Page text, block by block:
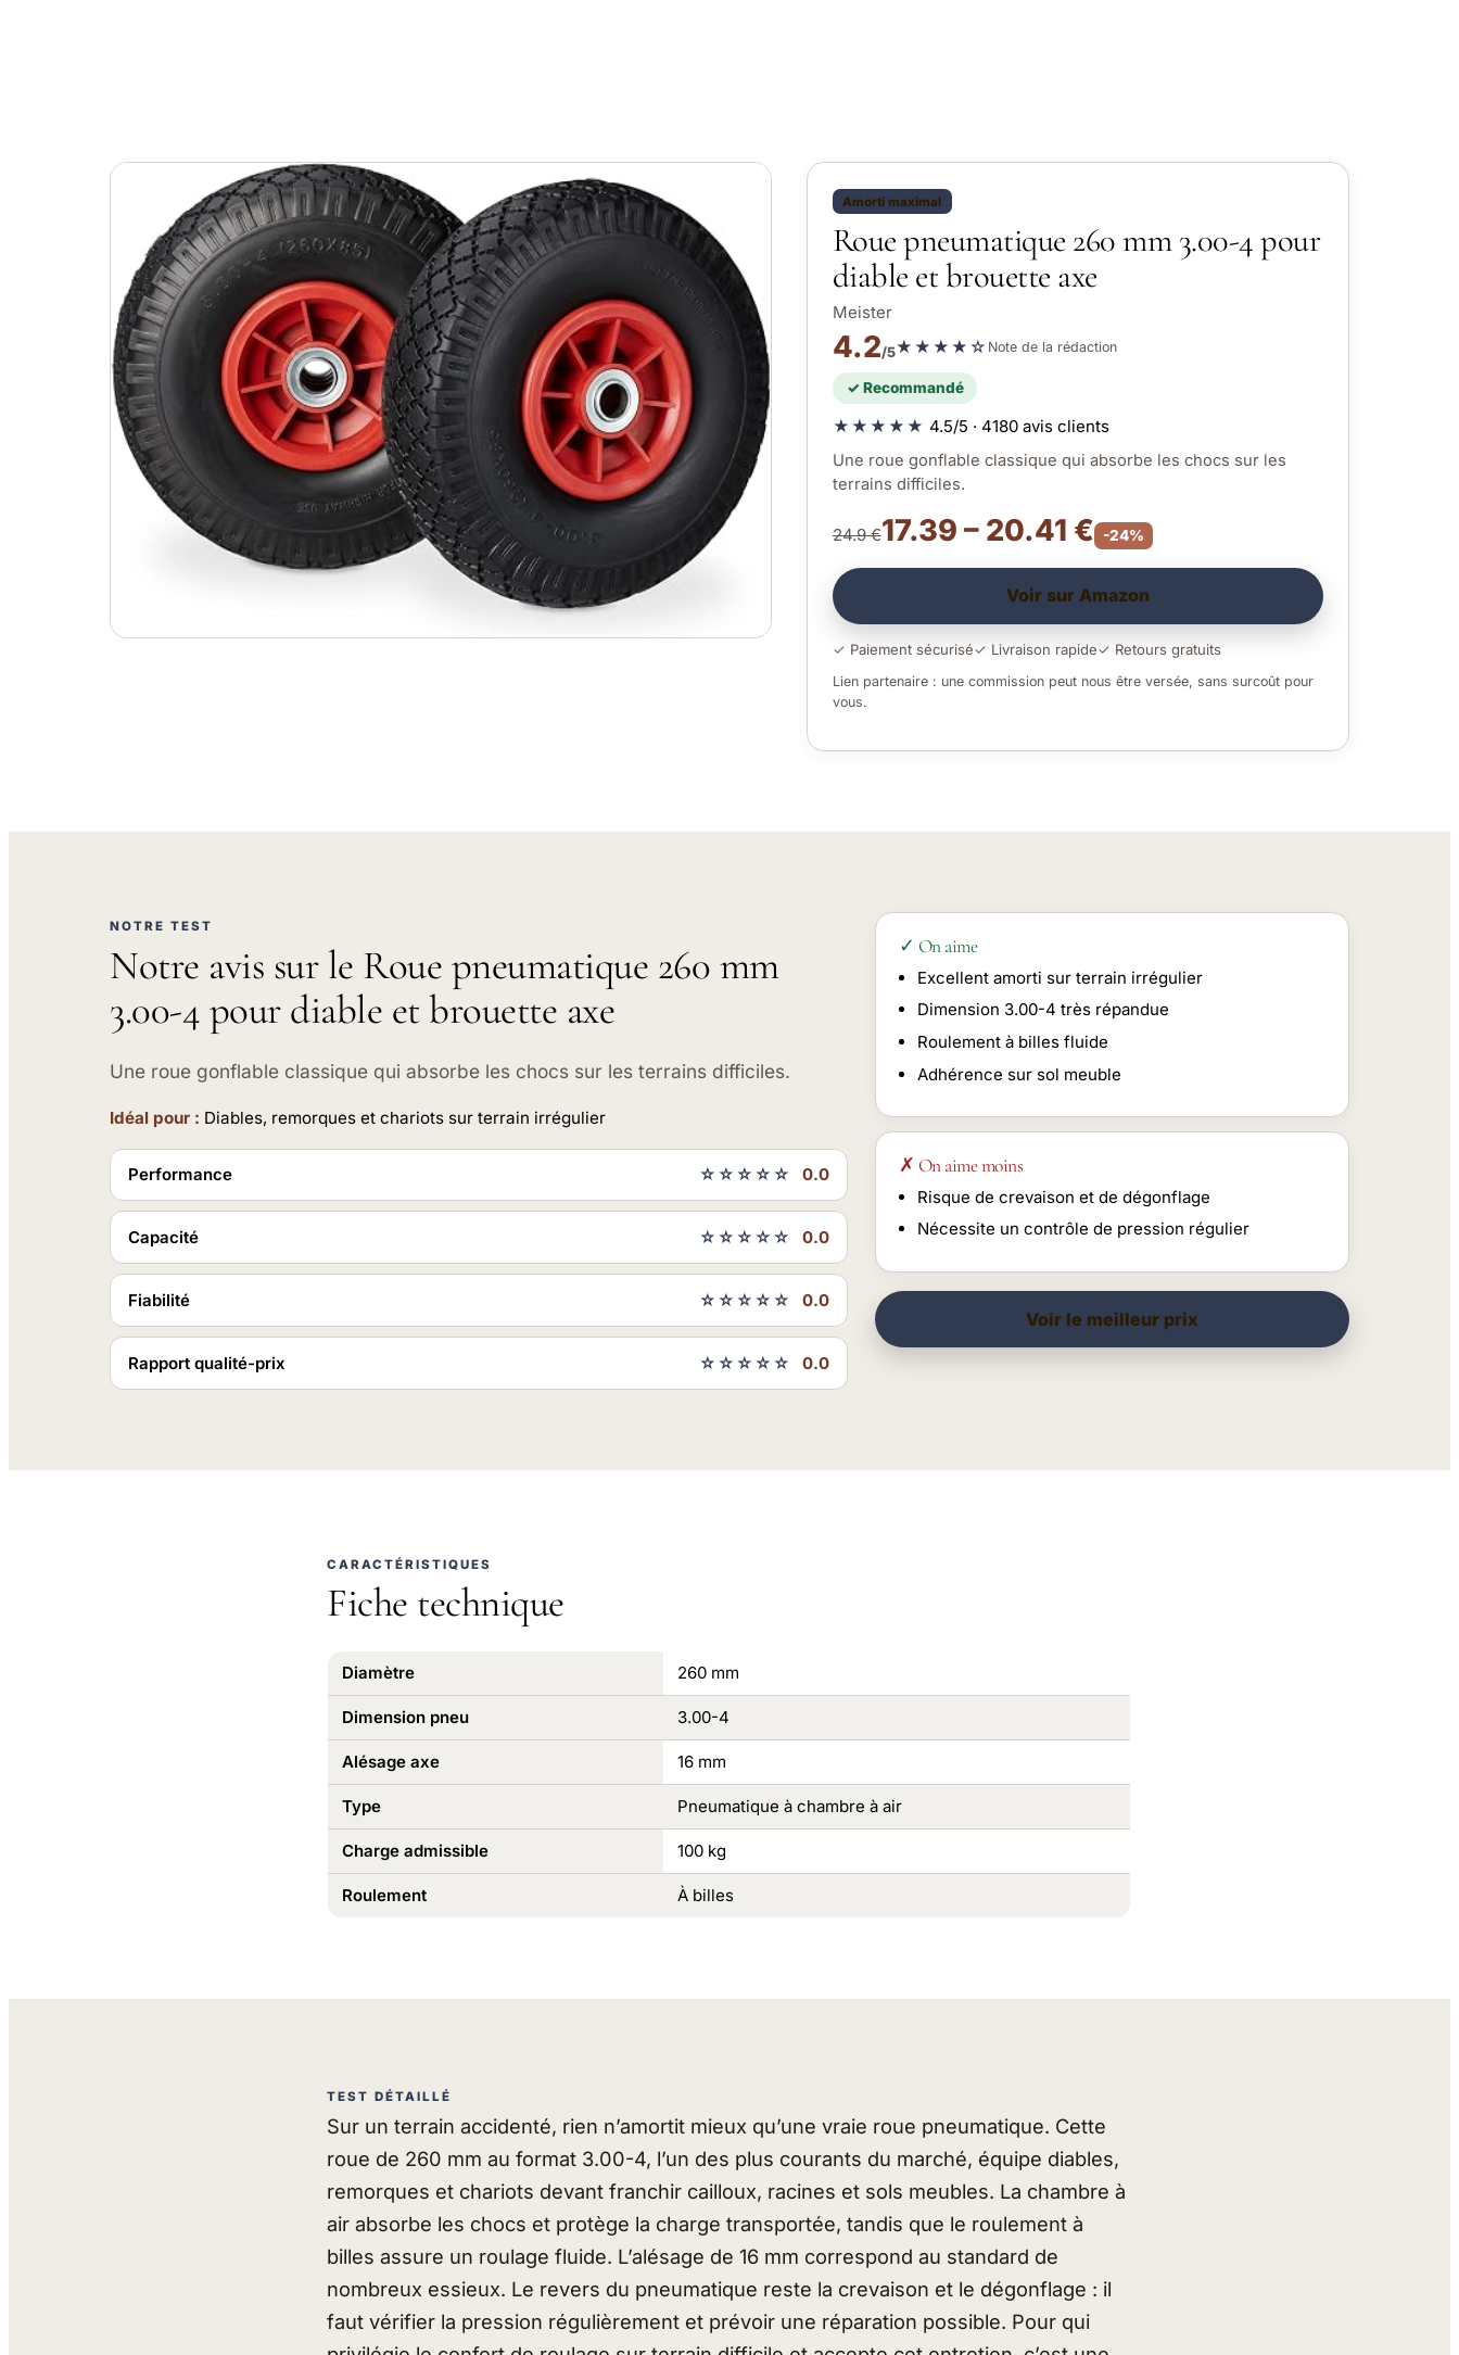
Amorti maximal
Roue pneumatique 260 mm 3.00-4 pour
diable et brouette axe
Meister
4.2/5★★★★☆ Note de la rédaction
✓ Recommandé
★★★★★ 4.5/5 · 4180 avis clients
Une roue gonflable classique qui absorbe les chocs sur les
terrains difficiles.
24.9 €17.39 – 20.41 € -24%
Voir sur Amazon
✓ Paiement sécurisé✓ Livraison rapide✓ Retours gratuits
Lien partenaire : une commission peut nous être versée, sans surcoût pour
vous.
NOTRE TEST
Notre avis sur le Roue pneumatique 260 mm
3.00-4 pour diable et brouette axe
Une roue gonflable classique qui absorbe les chocs sur les terrains difficiles.
Idéal pour : Diables, remorques et chariots sur terrain irrégulier
Performance ☆☆☆☆☆ 0.0
Capacité ☆☆☆☆☆ 0.0
Fiabilité ☆☆☆☆☆ 0.0
Rapport qualité-prix ☆☆☆☆☆ 0.0
✓ On aime
Excellent amorti sur terrain irrégulier
Dimension 3.00-4 très répandue
Roulement à billes fluide
Adhérence sur sol meuble
✗ On aime moins
Risque de crevaison et de dégonflage
Nécessite un contrôle de pression régulier
Voir le meilleur prix
CARACTÉRISTIQUES
Fiche technique
Diamètre 260 mm
Dimension pneu 3.00-4
Alésage axe 16 mm
Type Pneumatique à chambre à air
Charge admissible 100 kg
Roulement À billes
TEST DÉTAILLÉ
Sur un terrain accidenté, rien n’amortit mieux qu’une vraie roue pneumatique. Cette
roue de 260 mm au format 3.00-4, l’un des plus courants du marché, équipe diables,
remorques et chariots devant franchir cailloux, racines et sols meubles. La chambre à
air absorbe les chocs et protège la charge transportée, tandis que le roulement à
billes assure un roulage fluide. L’alésage de 16 mm correspond au standard de
nombreux essieux. Le revers du pneumatique reste la crevaison et le dégonflage : il
faut vérifier la pression régulièrement et prévoir une réparation possible. Pour qui